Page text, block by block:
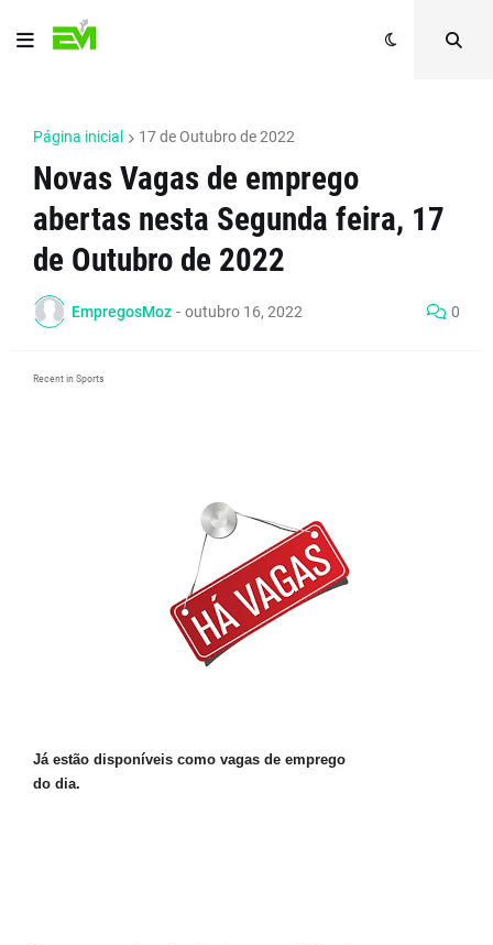
Página inicial 17 de Outubro de 2022
Novas Vagas de emprego
abertas nesta Segunda feira, 17
de Outubro de 2022
EmpregosMoz - outubro 16, 2022 0
Recent in Sports
Já estão disponíveis como vagas de emprego
do dia.